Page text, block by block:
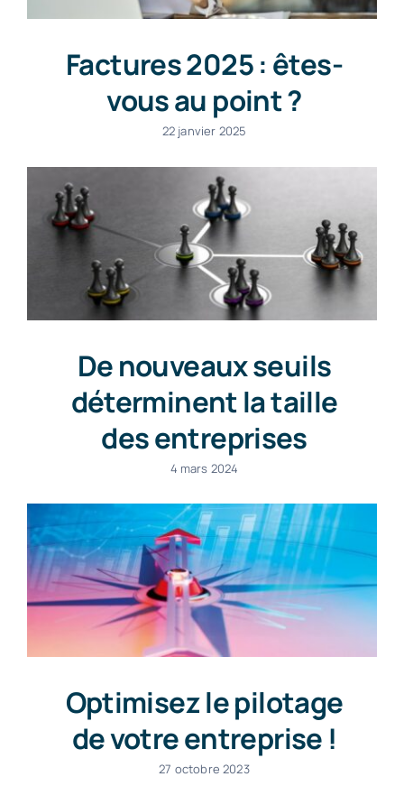
Factures 2025 : êtes-
vous au point ?
22 janvier 2025
De nouveaux seuils
déterminent la taille
des entreprises
4 mars 2024
Optimisez le pilotage
de votre entreprise !
27 octobre 2023